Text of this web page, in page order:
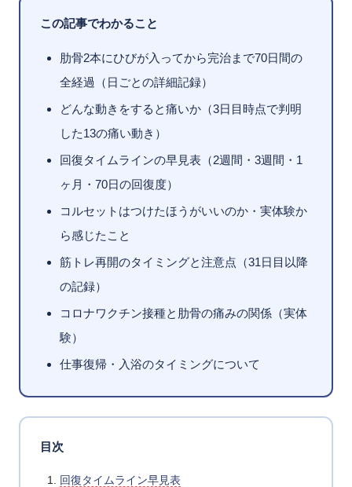
この記事でわかること
肋骨2本にひびが入ってから完治まで70日間の
全経過（日ごとの詳細記録）
どんな動きをすると痛いか（3日目時点で判明
した13の痛い動き）
回復タイムラインの早見表（2週間・3週間・1
ヶ月・70日の回復度）
コルセットはつけたほうがいいのか・実体験か
ら感じたこと
筋トレ再開のタイミングと注意点（31日目以降
の記録）
コロナワクチン接種と肋骨の痛みの関係（実体
験）
仕事復帰・入浴のタイミングについて
目次
回復タイムライン早見表